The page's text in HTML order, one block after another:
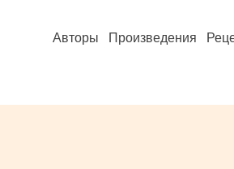
Авторы Произведения